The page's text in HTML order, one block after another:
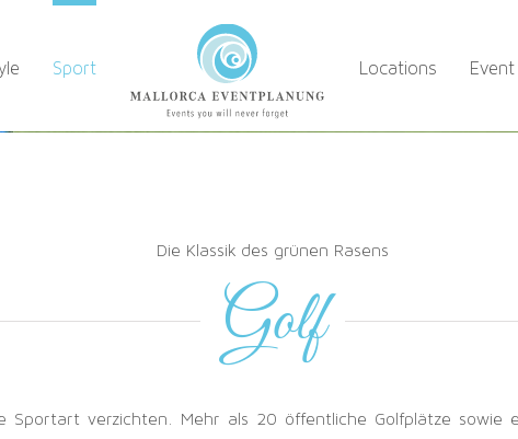
Sport Locations
Die Klassik des grünen Rasens
Golf
Sportart verzichten. Mehr als 20 öffentliche Golfplätze sowie